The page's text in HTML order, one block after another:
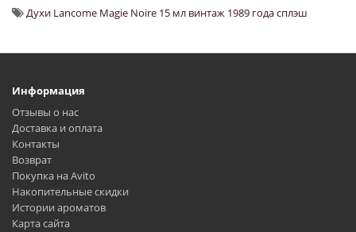
Духи Lancome Magie Noire 15 мл винтаж 1989 года сплэш
Информация
Отзывы о нас
Доставка и оплата
Контакты
Возврат
Покупка на Avito
Накопительные скидки
Истории ароматов
Карта сайта